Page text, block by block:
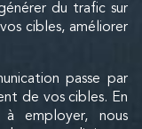
du trafic sur
cibles, améliorer
passe par
de vos cibles. En
employer, nous